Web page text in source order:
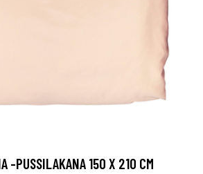
-PUSSILAKANA 150 X 210 CM